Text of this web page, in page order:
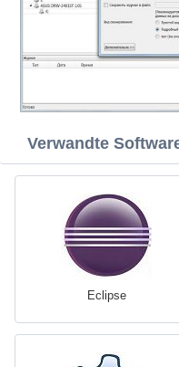
Verwandte
Eclipse